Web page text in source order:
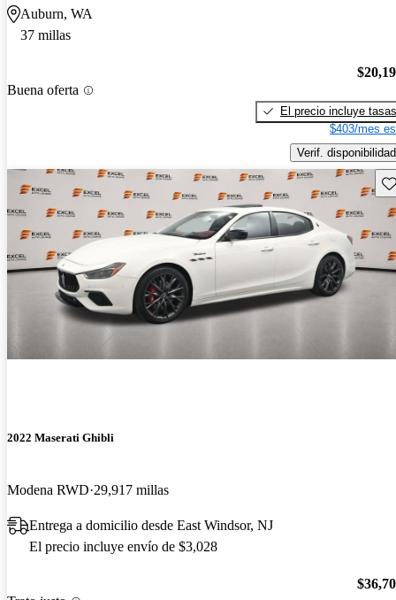
Auburn, WA
37 millas
Buena oferta
El precio incluye tasas
$403/mes
Verif. disponibilidad
2022 Maserati Ghibli
Modena RWD 29,917 millas
Entrega a domicilio desde East Windsor, NJ
El precio incluye envío de $3,028